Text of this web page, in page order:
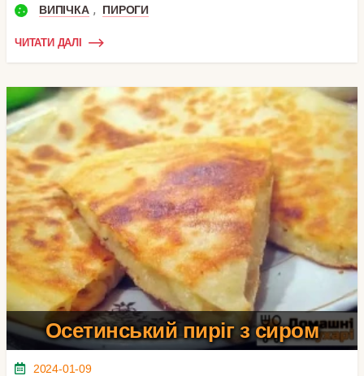
ВИПІЧКА , ПИРОГИ
ЧИТАТИ ДАЛІ
Осетинський пиріг з сиром
2024-01-09